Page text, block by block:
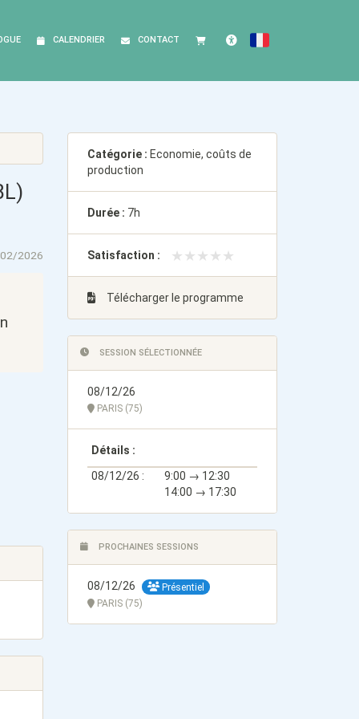
CALENDRIER
CONTACT
FRANÇAIS
2026
Catégorie : Economie, coûts de
production
Durée : 7h
Satisfaction : ★★★★★
★★★★★
Télécharger le programme
SESSION SÉLECTIONNÉE
08/12/26
PARIS (75)
Détails :
08/12/26 :
9:00 → 12:30
14:00 → 17:30
PROCHAINES SESSIONS
08/12/26
Présentiel
PARIS (75)